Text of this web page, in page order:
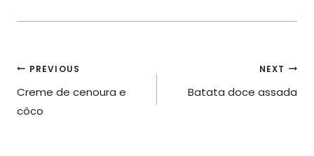
Navegação
de
PREVIOUS
Creme de cenoura e
côco
NEXT
Batata doce assada